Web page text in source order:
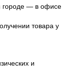
городе — в офисе
товара у
и